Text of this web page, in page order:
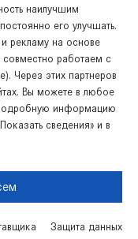
наилучшим
его улучшать.
рекламу на основе
совместно работаем с
Через этих партнеров
Вы можете в любое
информацию
сведения» и в
Защита данных
КНОПКА
ЗВ'ЯЗКУ